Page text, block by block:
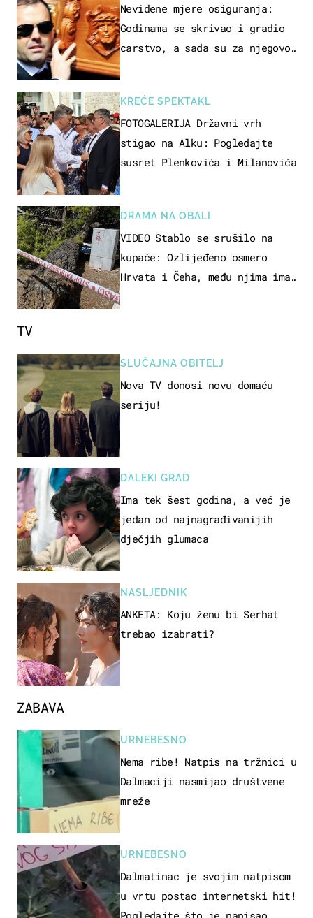
Neviđene mjere osiguranja:
Godinama se skrivao i gradio
carstvo, a sada su za njegovo
KREĆE SPEKTAKL
FOTOGALERIJA Državni vrh
stigao na Alku: Pogledajte
susret Plenkovića i Milanovića
DRAMA NA OBALI
VIDEO Stablo se srušilo na
kupače: Ozlijeđeno osmero
Hrvata i Čeha, među njima ima
ZABAVA
URNEBESNO
Nema ribe! Natpis na tržnici u
Dalmaciji nasmijao društvene
mreže
URNEBESNO
Dalmatinac je svojim natpisom
u vrtu postao internetski hit!
TV
SLUČAJNA OBITELJ
Nova TV donosi novu domaću
seriju!
DALEKI GRAD
Ima tek šest godina, a već je
jedan od najnagrađivanijih
dječjih glumaca
NASLJEDNIK
ANKETA: Koju ženu bi Serhat
trebao izabrati?